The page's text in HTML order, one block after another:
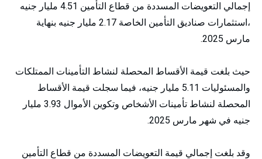
إجمالي التعويضات المسددة من قطاع التأمين 4.51 مليار جنيه
،استثمارات صناديق التأمين الخاصة 2.17 مليار جنيه بنهاية
مارس 2025.
حيث بلغت قيمة الأقساط المحصلة لنشاط التأمينات الممتلكات
والمسئوليات 5.11 مليار جنيه، فيما سجلت قيمة الأقساط
المحصلة لنشاط تأمينات الأشخاص وتكوين الأموال 3.93 مليار
جنيه في شهر مارس 2025.
وقد بلغت إجمالي قيمة التعويضات المسددة من قطاع التأمين